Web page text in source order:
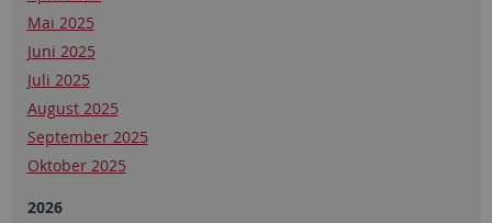
Mai 2025
Juni 2025
Juli 2025
August 2025
September 2025
Oktober 2025
2026